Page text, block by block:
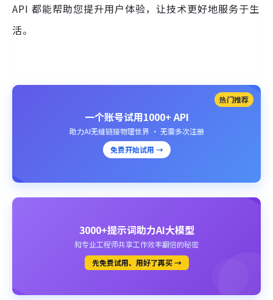
API 都能帮助您提升用户体验，让技术更好地服务于生
活。
热门推荐
一个账号试用1000+ API
助力AI无缝链接物理世界 · 无需多次注册
免费开始试用 →
3000+提示词助力AI大模型
和专业工程师共享工作效率翻倍的秘密
先免费试用、用好了再买 →